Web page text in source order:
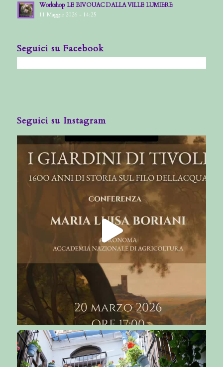
Workshop LE BIVOUAC DALLA VILLE LUMIERE
11 Maggio 2026 - 14:25
Seguici su Facebook
Seguici su Instagram